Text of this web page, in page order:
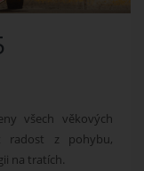
všech věkových
radost z pohybu,
na tratích.